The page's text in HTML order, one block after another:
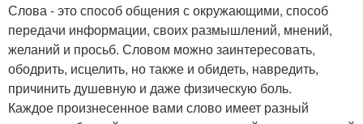
Слова - это способ общения с окружающими, способ
передачи информации, своих размышлений, мнений,
желаний и просьб. Словом можно заинтересовать,
ободрить, исцелить, но также и обидеть, навредить,
причинить душевную и даже физическую боль.
Каждое произнесенное вами слово имеет разный